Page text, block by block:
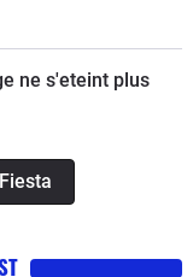
ne s'eteint plus